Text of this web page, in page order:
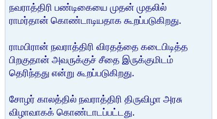
நவராத்திரி பண்டிகையை முதன் முதலில்
ராமர்தான் கொண்டாடியதாக கூறப்படுகிறது.
ராமபிரான் நவராத்திரி விரதத்தை கடைபிடித்த
பிறகுதான் அவருக்குச் சீதை இருக்குமிடம்
தெரிந்தது என்று கூறப்படுகிறது.
சோழர் காலத்தில் நவராத்திரி திருவிழா அரசு
விழாவாகக் கொண்டாடப்பட்டது.